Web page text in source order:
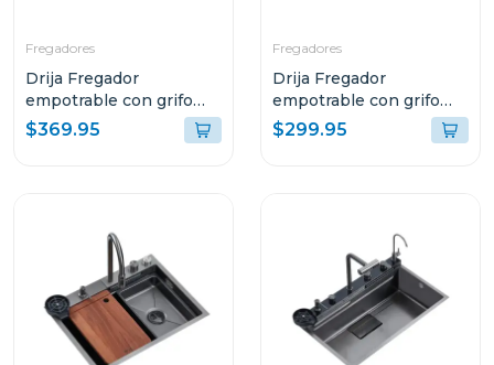
Fregadores
Drija Fregador
empotrable con grifo
multifuncional 76cm
murano
$369.95
Fregadores
Drija Fregador
empotrable con grifo
multifuncional 61cm
murano
$299.95